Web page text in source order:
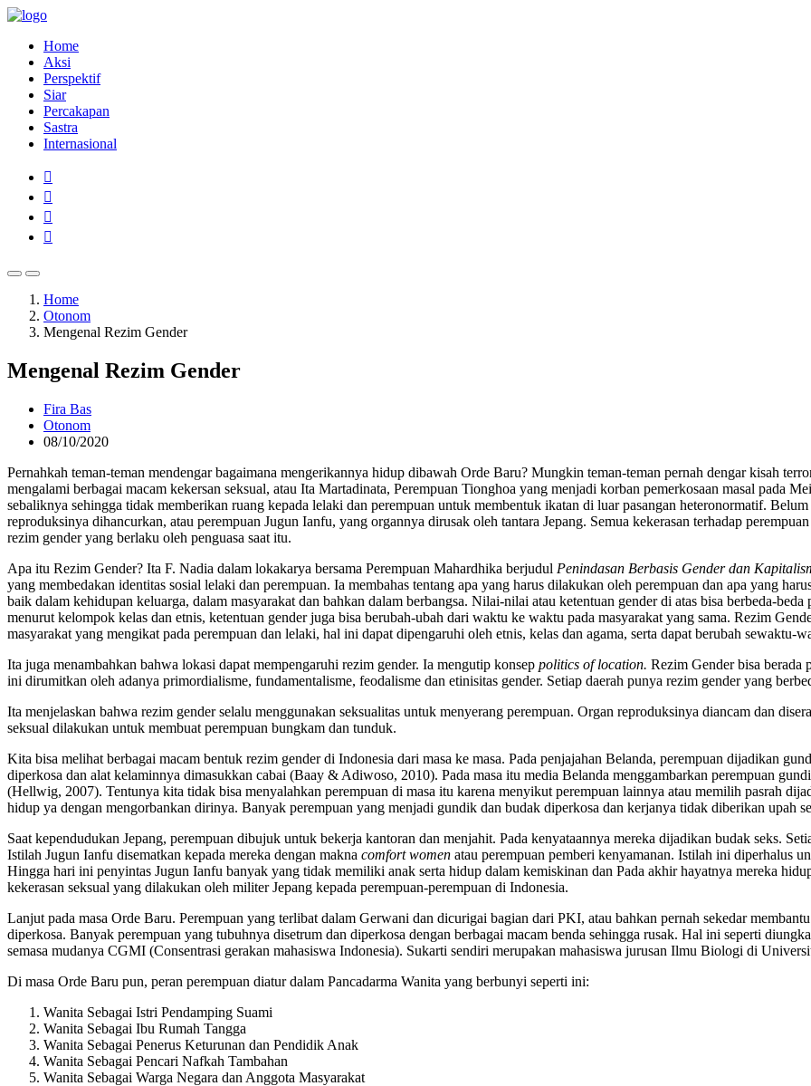
Home
Aksi
Perspektif
Siar
Percakapan
Sastra
Internasional
Home
Otonom
Mengenal Rezim Gender
Mengenal Rezim Gender
Fira Bas
Otonom
08/10/2020
Pernahkah teman-teman mendengar bagaimana mengerikannya hidup dibawah Orde Baru? Mungkin teman-teman pernah dengar kisah
mengalami berbagai macam kekersan seksual, atau Ita Martadinata, Perempuan Tionghoa yang menjadi korban pemerkosaan masal pada
sebaliknya sehingga tidak memberikan ruang kepada lelaki dan perempuan untuk membentuk ikatan di luar pasangan heteronormatif.
reproduksinya dihancurkan, atau perempuan Jugun Ianfu, yang organnya dirusak oleh tantara Jepang. Semua kekerasan terhadap
rezim gender yang berlaku oleh penguasa saat itu.
Apa itu Rezim Gender? Ita F. Nadia dalam lokakarya bersama Perempuan Mahardhika berjudul Penindasan Berbasis Gender dan
yang membedakan identitas sosial lelaki dan perempuan. Ia membahas tentang apa yang harus dilakukan oleh perempuan dan apa yang
baik dalam kehidupan keluarga, dalam masyarakat dan bahkan dalam berbangsa. Nilai-nilai atau ketentuan gender di atas bisa berbeda-
menurut kelompok kelas dan etnis, ketentuan gender juga bisa berubah-ubah dari waktu ke waktu pada masyarakat yang sama. Rezim
masyarakat yang mengikat pada perempuan dan lelaki, hal ini dapat dipengaruhi oleh etnis, kelas dan agama, serta dapat berubah sewaktu-
Ita juga menambahkan bahwa lokasi dapat mempengaruhi rezim gender. Ia mengutip konsep politics of location. Rezim Gender bisa berada
ini dirumitkan oleh adanya primordialisme, fundamentalisme, feodalisme dan etinisitas gender. Setiap daerah punya rezim gender yang
Ita menjelaskan bahwa rezim gender selalu menggunakan seksualitas untuk menyerang perempuan. Organ reproduksinya diancam dan
seksual dilakukan untuk membuat perempuan bungkam dan tunduk.
Kita bisa melihat berbagai macam bentuk rezim gender di Indonesia dari masa ke masa. Pada penjajahan Belanda, perempuan dijadikan
diperkosa dan alat kelaminnya dimasukkan cabai (Baay & Adiwoso, 2010). Pada masa itu media Belanda menggambarkan perempuan
(Hellwig, 2007). Tentunya kita tidak bisa menyalahkan perempuan di masa itu karena menyikut perempuan lainnya atau memilih pasrah
hidup ya dengan mengorbankan dirinya. Banyak perempuan yang menjadi gundik dan budak diperkosa dan kerjanya tidak diberikan upah
Saat kependudukan Jepang, perempuan dibujuk untuk bekerja kantoran dan menjahit. Pada kenyataannya mereka dijadikan budak seks.
Istilah Jugun Ianfu disematkan kepada mereka dengan makna comfort women atau perempuan pemberi kenyamanan. Istilah ini diperhalus
Hingga hari ini penyintas Jugun Ianfu banyak yang tidak memiliki anak serta hidup dalam kemiskinan dan Pada akhir hayatnya mereka
kekerasan seksual yang dilakukan oleh militer Jepang kepada perempuan-perempuan di Indonesia.
Lanjut pada masa Orde Baru. Perempuan yang terlibat dalam Gerwani dan dicurigai bagian dari PKI, atau bahkan pernah sekedar
diperkosa. Banyak perempuan yang tubuhnya disetrum dan diperkosa dengan berbagai macam benda sehingga rusak. Hal ini seperti
semasa mudanya CGMI (Consentrasi gerakan mahasiswa Indonesia). Sukarti sendiri merupakan mahasiswa jurusan Ilmu Biologi di
Di masa Orde Baru pun, peran perempuan diatur dalam Pancadarma Wanita yang berbunyi seperti ini:
Wanita Sebagai Istri Pendamping Suami
Wanita Sebagai Ibu Rumah Tangga
Wanita Sebagai Penerus Keturunan dan Pendidik Anak
Wanita Sebagai Pencari Nafkah Tambahan
Wanita Sebagai Warga Negara dan Anggota Masyarakat